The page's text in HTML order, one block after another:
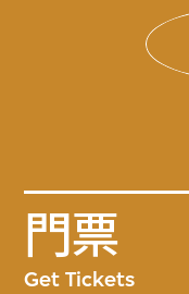
門票
Get Tickets